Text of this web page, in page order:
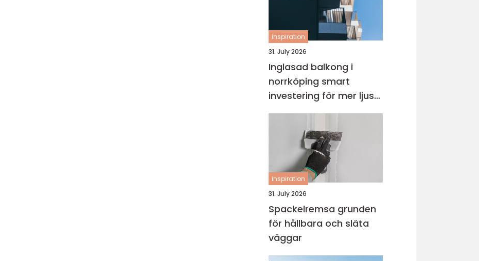
inspiration
31. July 2026
Inglasad balkong i
norrköping smart
investering för mer ljus
och extra yta
inspiration
31. July 2026
Spackelremsa grunden
för hållbara och släta
väggar